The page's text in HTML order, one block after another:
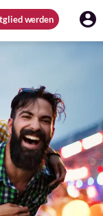
werden